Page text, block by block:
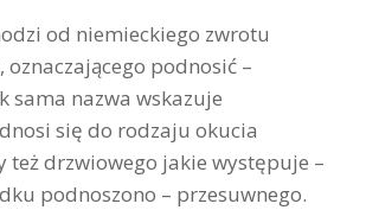
od niemieckiego zwrotu
oznaczającego podnosić –
sama nazwa wskazuje
się do rodzaju okucia
też drzwiowego jakie występuje –
podnoszono – przesuwnego.